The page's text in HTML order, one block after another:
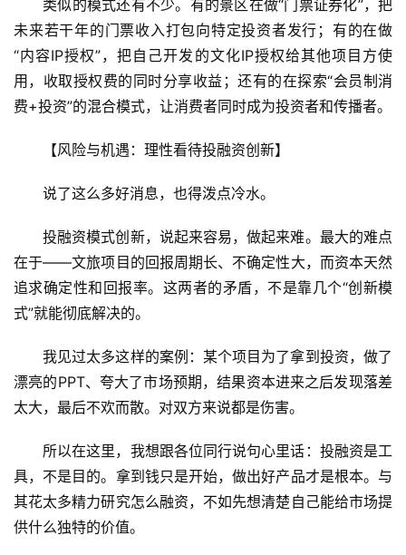
慧
旅
A
问
答
社
区
类似的模式还有不少。有的景区在做“门票证券化”，把
未来若干年的门票收入打包向特定投资者发行；有的在做
“内容IP授权”，把自己开发的文化IP授权给其他项目方使
用，收取授权费的同时分享收益；还有的在探索“会员制消
费+投资”的混合模式，让消费者同时成为投资者和传播者。
【风险与机遇：理性看待投融资创新】
说了这么多好消息，也得泼点冷水。
投融资模式创新，说起来容易，做起来难。最大的难点
在于——文旅项目的回报周期长、不确定性大，而资本天然
追求确定性和回报率。这两者的矛盾，不是靠几个“创新模
式”就能彻底解决的。
我见过太多这样的案例：某个项目为了拿到投资，做了
漂亮的PPT、夸大了市场预期，结果资本进来之后发现落差
太大，最后不欢而散。对双方来说都是伤害。
所以在这里，我想跟各位同行说句心里话：投融资是工
具，不是目的。拿到钱只是开始，做出好产品才是根本。与
其花太多精力研究怎么融资，不如先想清楚自己能给市场提
供什么独特的价值。